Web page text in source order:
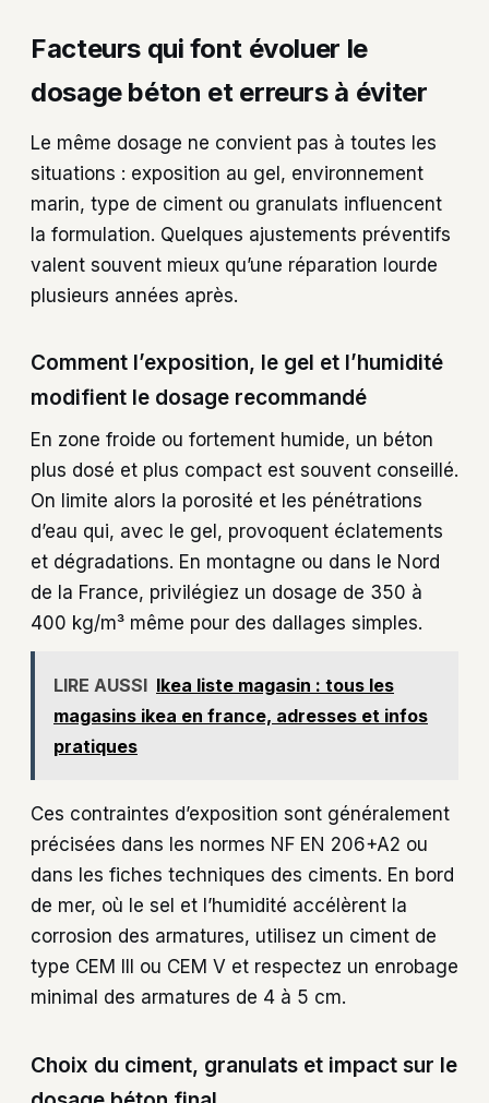
Facteurs qui font évoluer le
dosage béton et erreurs à éviter
Le même dosage ne convient pas à toutes les
situations : exposition au gel, environnement
marin, type de ciment ou granulats influencent
la formulation. Quelques ajustements préventifs
valent souvent mieux qu’une réparation lourde
plusieurs années après.
Comment l’exposition, le gel et l’humidité
modifient le dosage recommandé
En zone froide ou fortement humide, un béton
plus dosé et plus compact est souvent conseillé.
On limite alors la porosité et les pénétrations
d’eau qui, avec le gel, provoquent éclatements
et dégradations. En montagne ou dans le Nord
de la France, privilégiez un dosage de 350 à
400 kg/m³ même pour des dallages simples.
LIRE AUSSI Ikea liste magasin : tous les
magasins ikea en france, adresses et infos
pratiques
Ces contraintes d’exposition sont généralement
précisées dans les normes NF EN 206+A2 ou
dans les fiches techniques des ciments. En bord
de mer, où le sel et l’humidité accélèrent la
corrosion des armatures, utilisez un ciment de
type CEM III ou CEM V et respectez un enrobage
minimal des armatures de 4 à 5 cm.
Choix du ciment, granulats et impact sur le